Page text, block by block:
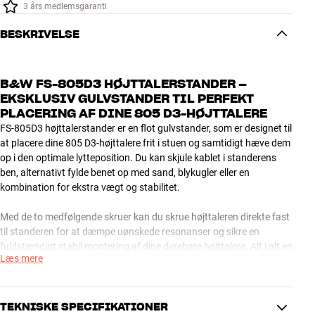
3 års medlemsgaranti
BESKRIVELSE
B&W FS-805D3 HØJTTALERSTANDER –
EKSKLUSIV GULVSTANDER TIL PERFEKT
PLACERING AF DINE 805 D3-HØJTTALERE
FS-805D3 højttalerstander er en flot gulvstander, som er designet til
at placere dine 805 D3-højttalere frit i stuen og samtidigt hæve dem
op i den optimale lytteposition. Du kan skjule kablet i standerens
ben, alternativt fylde benet op med sand, blykugler eller en
kombination for ekstra vægt og stabilitet.
Med de to medfølgende skruer kan du skrue højttaleren direkte fast
til standeren for at dæmpe uønskede resonanser og sikre en
fuldstændigt stabil montering af dine dyrebare højttalere. Alt i alt en
løsning, som både hvad angår design og funktionalitet er på et
stander.
Læs mere
TEKNISKE SPECIFIKATIONER